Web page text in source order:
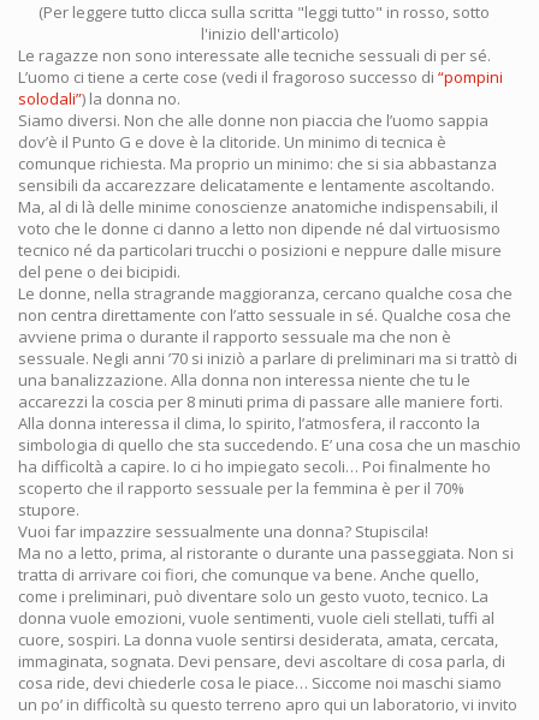
(Per leggere tutto clicca sulla scritta "leggi tutto" in rosso, sotto
l'inizio dell'articolo)
Le ragazze non sono interessate alle tecniche sessuali di per sé.
L’uomo ci tiene a certe cose (vedi il fragoroso successo di “pompini
solodali”) la donna no.
Siamo diversi. Non che alle donne non piaccia che l’uomo sappia
dov’è il Punto G e dove è la clitoride. Un minimo di tecnica è
comunque richiesta. Ma proprio un minimo: che si sia abbastanza
sensibili da accarezzare delicatamente e lentamente ascoltando.
Ma, al di là delle minime conoscienze anatomiche indispensabili, il
voto che le donne ci danno a letto non dipende né dal virtuosismo
tecnico né da particolari trucchi o posizioni e neppure dalle misure
del pene o dei bicipidi.
Le donne, nella stragrande maggioranza, cercano qualche cosa che
non centra direttamente con l’atto sessuale in sé. Qualche cosa che
avviene prima o durante il rapporto sessuale ma che non è
sessuale. Negli anni ’70 si iniziò a parlare di preliminari ma si trattò di
una banalizzazione. Alla donna non interessa niente che tu le
accarezzi la coscia per 8 minuti prima di passare alle maniere forti.
Alla donna interessa il clima, lo spirito, l’atmosfera, il racconto la
simbologia di quello che sta succedendo. E’ una cosa che un maschio
ha difficoltà a capire. Io ci ho impiegato secoli… Poi finalmente ho
scoperto che il rapporto sessuale per la femmina è per il 70%
stupore.
Vuoi far impazzire sessualmente una donna? Stupiscila!
Ma no a letto, prima, al ristorante o durante una passeggiata. Non si
tratta di arrivare coi fiori, che comunque va bene. Anche quello,
come i preliminari, può diventare solo un gesto vuoto, tecnico. La
donna vuole emozioni, vuole sentimenti, vuole cieli stellati, tuffi al
cuore, sospiri. La donna vuole sentirsi desiderata, amata, cercata,
immaginata, sognata. Devi pensare, devi ascoltare di cosa parla, di
cosa ride, devi chiederle cosa le piace… Siccome noi maschi siamo
un po’ in difficoltà su questo terreno apro qui un laboratorio, vi invito